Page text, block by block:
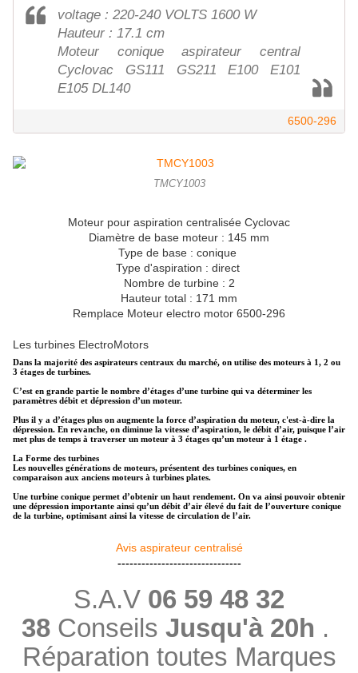
voltage : 220-240 VOLTS 1600 W
Hauteur : 17.1 cm
Moteur conique aspirateur central
Cyclovac GS111 GS211 E100 E101
E105 DL140
6500-296
TMCY1003
Moteur pour aspiration centralisée Cyclovac
Diamètre de base moteur : 145 mm
Type de base : conique
Type d'aspiration : direct
Nombre de turbine : 2
Hauteur total : 171 mm
Remplace Moteur electro motor 6500-296
Les turbines ElectroMotors
Dans la majorité des aspirateurs centraux du marché, on utilise des moteurs à 1, 2 ou
3 étages de turbines.
C’est en grande partie le nombre d’étages d’une turbine qui va déterminer les
paramètres débit et dépression d’un moteur.
Plus il y a d’étages plus on augmente la force d’aspiration du moteur, c'est-à-dire la
dépression. En revanche, on diminue la vitesse d’aspiration, le débit d’air, puisque l’air
met plus de temps à traverser un moteur à 3 étages qu’un moteur à 1 étage .
La Forme des turbines
Les nouvelles générations de moteurs, présentent des turbines coniques, en
comparaison aux anciens moteurs à turbines plates.
Une turbine conique permet d’obtenir un haut rendement. On va ainsi pouvoir obtenir
une dépression importante ainsi qu’un débit d’air élevé du fait de l’ouverture conique
de la turbine, optimisant ainsi la vitesse de circulation de l’air.
Avis aspirateur centralisé
-------------------------------
S.A.V 06 59 48 32
38 Conseils Jusqu'à 20h .
Réparation toutes Marques